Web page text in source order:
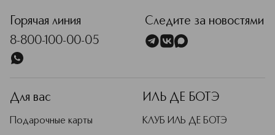
Горячая линия
8-800-100-00-05
Следите за новостями
Для вас
Подарочные карты
ИЛЬ ДЕ БОТЭ
КЛУБ ИЛЬ ДЕ БОТЭ